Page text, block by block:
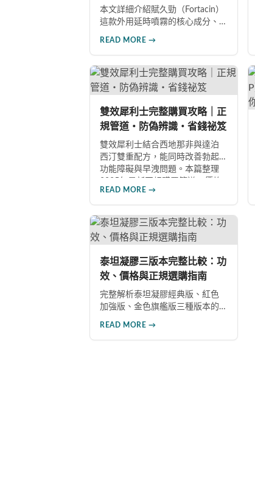
格行情與真偽辨識
本文詳細介紹賦久勁（Fortacin）
這款外用延時噴霧的核心成分、
偽辨識技巧，幫助您安心選購、
安心使用。
READ MORE →
雙效犀利士完整購買攻略｜正
規管道・防偽辨識・省錢祕笈
雙效犀利士結合西地那非與達泊
西汀雙重配方，能同時改善勃起
功能障礙與早洩問題。本篇整理
分析、防偽驗證方法及省錢優惠
資訊，幫助您避開市面上超過65%
的假貨陷阱，選購100%正品雙效
犀利士。
READ MORE →
泰坦凝膠三版本完整比較：功
效、價格與正規選購指南
完整解析泰坦凝膠經典版、紅色
加強版、金色旗艦版三種版本的
象，幫助你選擇最適合的產品，
READ MORE →